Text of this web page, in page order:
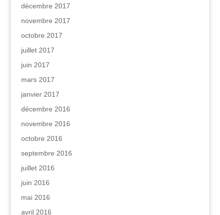
décembre 2017
novembre 2017
octobre 2017
juillet 2017
juin 2017
mars 2017
janvier 2017
décembre 2016
novembre 2016
octobre 2016
septembre 2016
juillet 2016
juin 2016
mai 2016
avril 2016